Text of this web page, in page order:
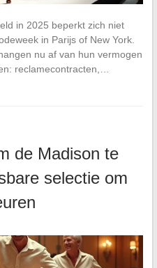
in 2025 beperkt zich niet
in Parijs of New York.
nu af van hun vermogen
reclamecontracten,…
de Madison te
selectie om